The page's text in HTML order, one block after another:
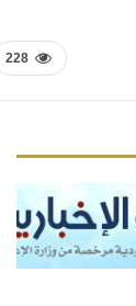
228